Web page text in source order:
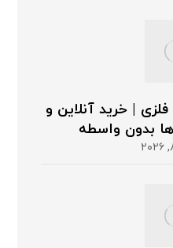
| خرید آنلاین و
ها بدون واسطه